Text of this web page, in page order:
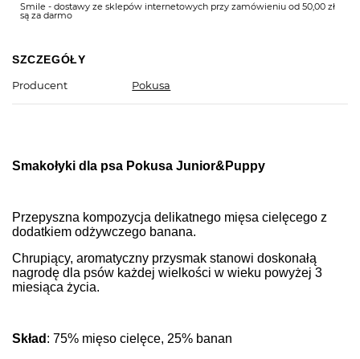
Smile - dostawy ze sklepów internetowych przy zamówieniu od 50,00 zł
są za darmo
SZCZEGÓŁY
Producent
Pokusa
Smakołyki dla psa Pokusa Junior&Puppy
Przepyszna kompozycja delikatnego mięsa cielęcego z
dodatkiem odżywczego banana.
Chrupiący, aromatyczny przysmak stanowi doskonałą
nagrodę dla psów każdej wielkości w wieku powyżej 3
miesiąca życia.
Skład : 75% mięso cielęce, 25% banan